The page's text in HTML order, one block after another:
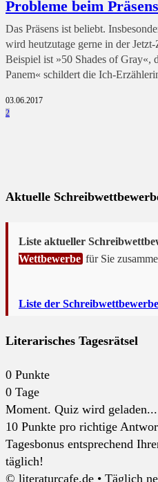
Probleme beim Präsens
Das Präsens ist beliebt.
wird heutzutage gerne in der
Beispiel ist »50 Shades of Gray«,
Panem« schildert die Ich-
03.06.2017
2
Aktuelle
Liste aktueller
Wettbewerbe für Sie
Liste der
Literarisches Tagesrätsel
0 Punkte
0 Tage
Moment. Quiz wird geladen...
10 Punkte pro richtige
Tagesbonus entsprechend
täglich!
© literaturcafe.de • Täglich